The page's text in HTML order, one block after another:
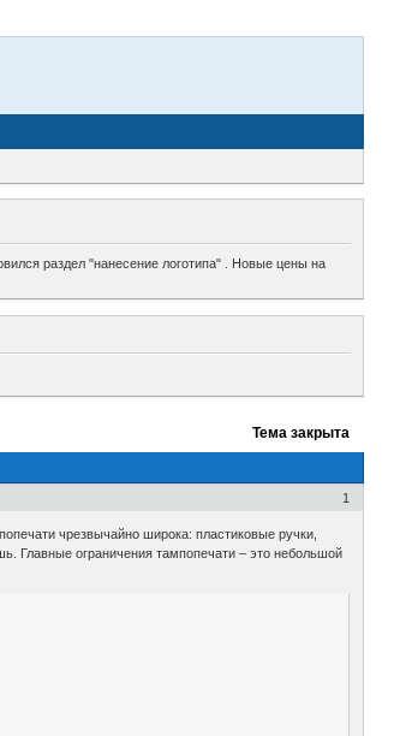
раздел "нанесение логотипа" . Новые цены на
Тема закрыта
1
чрезвычайно широка: пластиковые ручки,
Главные ограничения тампопечати – это небольшой